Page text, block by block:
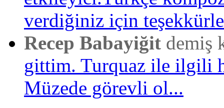
verdiğiniz için
Recep Babayiğit demiş
gittim. Turquaz ile ilgili
Müzede görevli ol...